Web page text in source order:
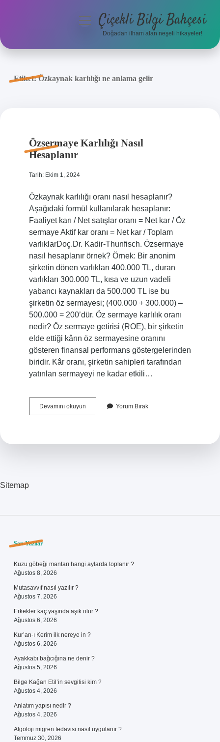
Anasayfa
menüyüÇiçekli Bilgi Bahçesi
Doğadan ilham alan neşeli hikayeler!
Etiket:Özkaynak karlılığı ne anlama gelir
Özsermaye Karlılığı Nasıl
Hesaplanır
Tarih: Ekim 1, 2024
Özkaynak karlılığı oranı nasıl hesaplanır?
Aşağıdaki formül kullanılarak hesaplanır:
Faaliyet karı / Net satışlar oranı = Net kar / Öz
sermaye Aktif kar oranı = Net kar / Toplam
varlıklarDoç.Dr. Kadir-Thunfisch. Özsermaye
nasıl hesaplanır örnek? Örnek: Bir anonim
şirketin dönen varlıkları 400.000 TL, duran
varlıkları 300.000 TL, kısa ve uzun vadeli
yabancı kaynakları da 500.000 TL ise bu
şirketin öz sermayesi; (400.000 + 300.000) –
500.000 = 200’dür. Öz sermaye karlılık oranı
nedir? Öz sermaye getirisi (ROE), bir şirketin
elde ettiği kârın öz sermayesine oranını
gösteren finansal performans göstergelerinden
biridir. Kâr oranı, şirketin sahipleri tarafından
yatırılan sermayeyi ne kadar etkili…
Devamını okuyunÖzsermaye
Karlılığı
Yorum Bırak
Sitemap
Sidebar
Son Yazılar
Kuzu göbeği mantarı hangi aylarda toplanır ?
Ağustos 8, 2026
Mutasavvıf nasıl yazılır ?
Ağustos 7, 2026
Erkekler kaç yaşında aşık olur ?
Ağustos 6, 2026
Kur’an-ı Kerim ilk nereye in ?
Ağustos 6, 2026
Ayakkabı bağcığına ne denir ?
Ağustos 5, 2026
Bilge Kağan Etil’in sevgilisi kim ?
Ağustos 4, 2026
Anlatım yapısı nedir ?
Ağustos 4, 2026
Algoloji migren tedavisi nasıl uygulanır ?
Temmuz 30, 2026